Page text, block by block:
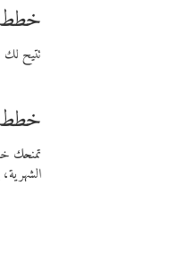
خطط
تتيح لك خطة الـ 30 يوماً للاتصال إجراء مكالمات دولية
خطط
تمنحك